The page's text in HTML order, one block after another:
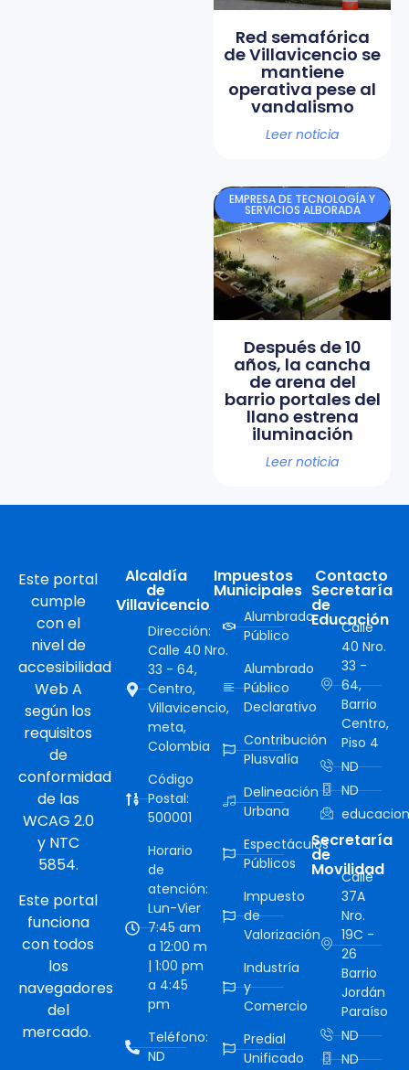
Red semafórica
de Villavicencio se
mantiene
operativa pese al
vandalismo
Leer noticia
EMPRESA DE TECNOLOGÍA Y
SERVICIOS ALBORADA
Después de 10
años, la cancha
de arena del
barrio portales del
llano estrena
iluminación
Leer noticia
Este portal
cumple
con el
nivel de
accesibilidad
Web A
según los
requisitos
de
conformidad
de las
WCAG 2.0
y NTC
5854.
Este portal
funciona
con todos
los
navegadores
del
mercado.
Alcaldía
de
Villavicencio
Dirección:
Calle 40 Nro.
33 - 64,
Centro,
Villavicencio,
meta,
Colombia
Código
Postal:
500001
Horario
de
atención:
Lun-Vier
7:45 am
a 12:00 m
| 1:00 pm
a 4:45
pm
Teléfono:
ND
Impuestos
Municipales
Alumbrado
Público
Alumbrado
Público
Declarativo
Contribución
Plusvalía
Delineación
Urbana
Espectáculos
Públicos
Impuesto
de
Valorización
Industría
y
Comercio
Predial
Unificado
Contacto
Secretaría
de
Educación
Calle
40 Nro.
33 -
64,
Barrio
Centro,
Piso 4
ND
ND
Secretaría
de
Movilidad
Calle
37A
Nro.
19C -
26
Barrio
Jordán
Paraíso
ND
ND